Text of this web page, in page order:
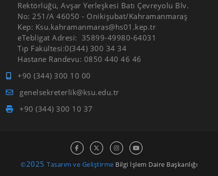
Rektörlüğü, Avşar Yerleşkesi Batı Çevreyolu Blv.
No: 251/A 46050 - Onikişubat/Kahramanmaraş
Kep: Ksu.kahramanmaras@hs01.kep.tr
eTebligat Adresi: 35899-49980-64031
Tıp Fakültesi:0(344) 300 34 34
Hastane Randevu: 0850 440 46 46
+90 (344) 300 10 00
genelsekreterlik@ksu.edu.tr
+90 (344) 300 10 37
©2025 Tasarım ve Geliştirme Bilgi İşlem Daire Başkanlığı